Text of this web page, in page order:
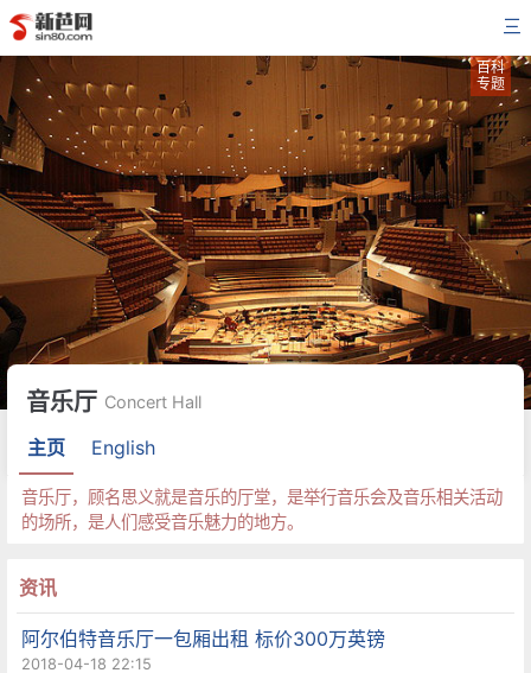
三
百科
专题
音乐厅 Concert Hall
主页 English
音乐厅，顾名思义就是音乐的厅堂，是举行音乐会及音乐相关活动
的场所，是人们感受音乐魅力的地方。
资讯
阿尔伯特音乐厅一包厢出租 标价300万英镑
2018-04-18 22:15